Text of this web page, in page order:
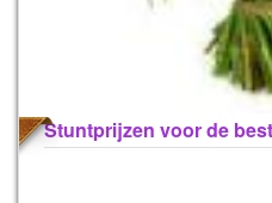
Stuntprijzen voor de